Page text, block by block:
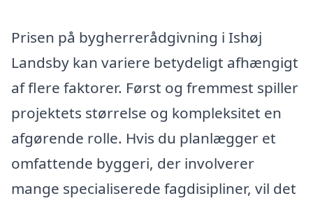
Prisen på bygherrerådgivning i Ishøj
Landsby kan variere betydeligt afhængigt
af flere faktorer. Først og fremmest spiller
projektets størrelse og kompleksitet en
afgørende rolle. Hvis du planlægger et
omfattende byggeri, der involverer
mange specialiserede fagdisipliner, vil det